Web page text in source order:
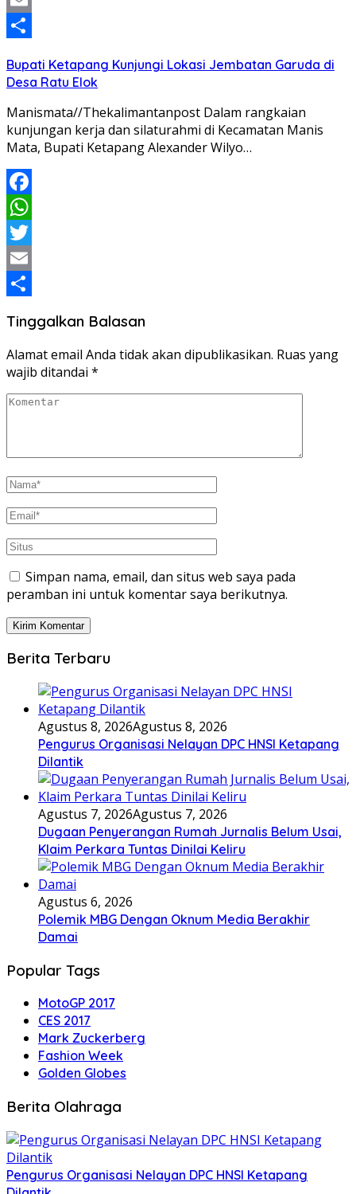
Email
Bupati Ketapang Kunjungi Lokasi Jembatan Garuda di
Desa Ratu Elok
Manismata//Thekalimantanpost Dalam rangkaian
kunjungan kerja dan silaturahmi di Kecamatan Manis
Mata, Bupati Ketapang Alexander Wilyo…
Facebook
WhatsApp
Twitter
Email
Tinggalkan Balasan
Alamat email Anda tidak akan dipublikasikan. Ruas yang
wajib ditandai *
Simpan nama, email, dan situs web saya pada
peramban ini untuk komentar saya berikutnya.
Berita Terbaru
Agustus 8, 2026Agustus 8, 2026
Pengurus Organisasi Nelayan DPC HNSI Ketapang
Dilantik
Agustus 7, 2026Agustus 7, 2026
Dugaan Penyerangan Rumah Jurnalis Belum Usai,
Klaim Perkara Tuntas Dinilai Keliru
Agustus 6, 2026
Polemik MBG Dengan Oknum Media Berakhir
Damai
Popular Tags
MotoGP 2017
CES 2017
Mark Zuckerberg
Fashion Week
Golden Globes
Berita Olahraga
Pengurus Organisasi Nelayan DPC HNSI Ketapang